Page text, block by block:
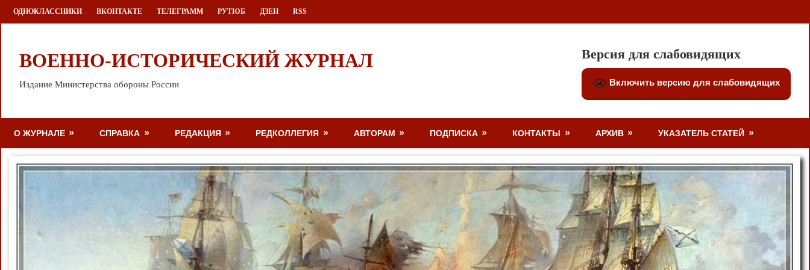
Перейти
к
ОДНОКЛАССНИКИ ВКОНТАКТЕ ТЕЛЕГРАММ РУТЮБ ДЗЕН RSS
ВОЕННО-ИСТОРИЧЕСКИЙ ЖУРНАЛ
Издание Министерства обороны России
Версия для слабовидящих
Включить версию для слабовидящих
О ЖУРНАЛЕ СПРАВКА РЕДАКЦИЯ РЕДКОЛЛЕГИЯ АВТОРАМ ПОДПИСКА КОНТАКТЫ АРХИВ УКАЗАТЕЛЬ СТАТЕЙ